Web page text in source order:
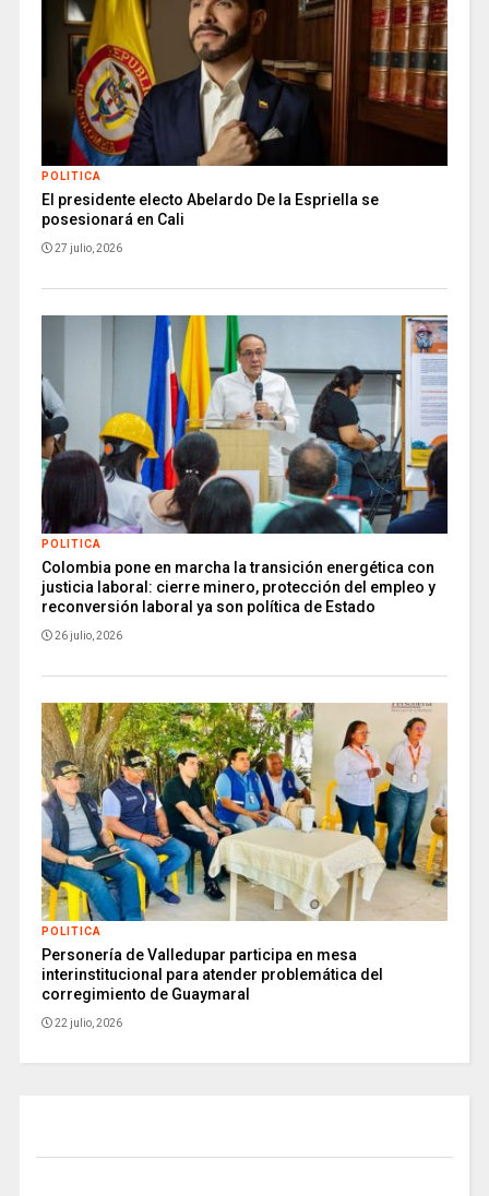
POLITICA
El presidente electo Abelardo De la Espriella se
posesionará en Cali
27 julio, 2026
POLITICA
Colombia pone en marcha la transición energética con
justicia laboral: cierre minero, protección del empleo y
reconversión laboral ya son política de Estado
26 julio, 2026
POLITICA
Personería de Valledupar participa en mesa
interinstitucional para atender problemática del
corregimiento de Guaymaral
22 julio, 2026